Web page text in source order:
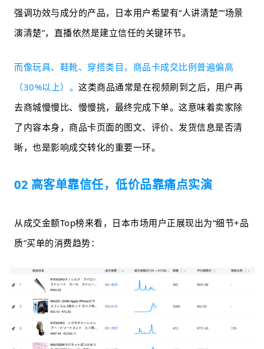
强调功效与成分的产品，日本用户希望有“人讲清楚”“场景
演清楚”，直播依然是建立信任的关键环节。
而像玩具、鞋靴、穿搭类目， 商品卡成交比例普遍偏高
（30%以上）。 这类商品通常是在视频刷到之后，用户再
去商城慢慢比、慢慢挑，最终完成下单。这意味着卖家除
了内容本身，商品卡页面的图文、评价、发货信息是否清
晰，也是影响成交转化的重要一环。
02 高客单靠信任，低价品靠痛点实演
从成交金额Top榜来看，日本市场用户正展现出为“细节+品
质”买单的消费趋势：